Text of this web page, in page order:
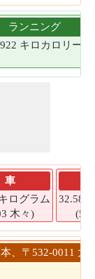
ランニング
キロカロリー
車
ログラム
木々)
32.58
、〒532-0011